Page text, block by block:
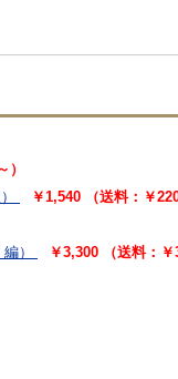
）
￥1,540 （送料：￥220
）
￥3,300 （送料：￥